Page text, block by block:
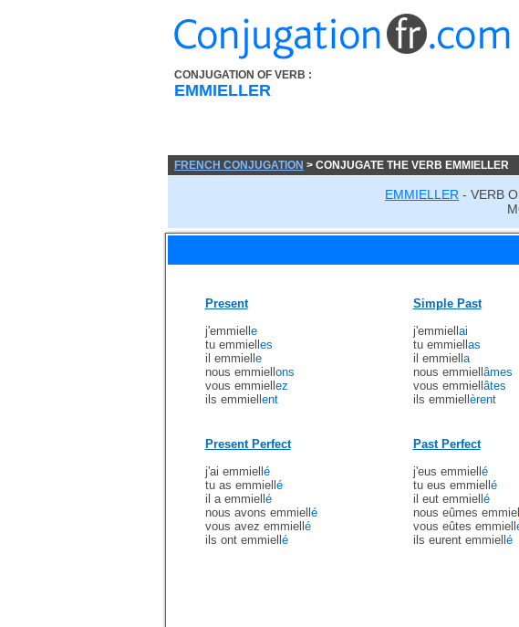
CONJUGATION OF VERB :
EMMIELLER
FRENCH CONJUGATION > CONJUGATE THE VERB EMMIELLER
EMMIELLER - VERB
Present
j'emmiell e
tu emmiell es
il emmiell e
nous emmiell ons
vous emmiell ez
ils emmiell ent
Simple Past
j'emmiell ai
tu emmiell as
il emmiell a
nous emmiell âmes
vous emmiell âtes
ils emmiell èrent
Present Perfect
j'ai emmiell é
tu as emmiell é
il a emmiell é
nous avons emmiell é
vous avez emmiell é
ils ont emmiell é
Past Perfect
j'eus emmiell é
tu eus emmiell é
il eut emmiell é
nous eûmes emmiell
vous eûtes emmiell
ils eurent emmiell é